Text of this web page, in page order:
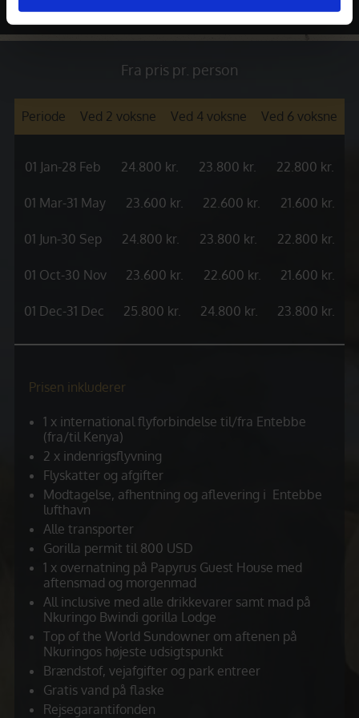
Fra pris pr. person
Periode Ved 2 voksne Ved 4 voksne Ved 6 voksne
01 Jan-28 Feb 24.800 kr. 23.800 kr. 22.800 kr.
01 Mar-31 May 23.600 kr. 22.600 kr. 21.600 kr.
01 Jun-30 Sep 24.800 kr. 23.800 kr. 22.800 kr.
01 Oct-30 Nov 23.600 kr. 22.600 kr. 21.600 kr.
01 Dec-31 Dec 25.800 kr. 24.800 kr. 23.800 kr.
Prisen inkluderer
1 x international flyforbindelse til/fra Entebbe
(fra/til Kenya)
2 x indenrigsflyvning
Flyskatter og afgifter
Modtagelse, afhentning og aflevering i Entebbe
lufthavn
Alle transporter
Gorilla permit til 800 USD
1 x overnatning på Papyrus Guest House med
aftensmad og morgenmad
All inclusive med alle drikkevarer samt mad på
Nkuringo Bwindi gorilla Lodge
Top of the World Sundowner om aftenen på
Nkuringos højeste udsigtspunkt
Brændstof, vejafgifter og park entreer
Gratis vand på flaske
Rejsegarantifonden